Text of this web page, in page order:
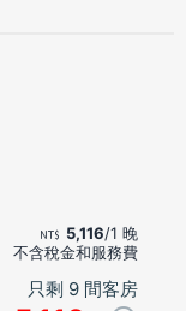
5,116/1 晚
不含稅金和服務費
只剩 9 間客房